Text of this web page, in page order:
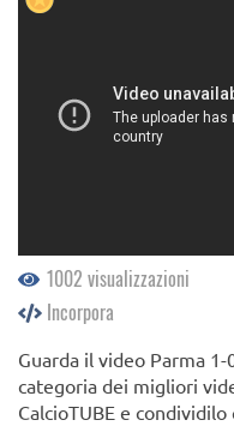
1002 visualizzazioni
Incorpora
Guarda il video Parma
categoria dei migliori
CalcioTUBE e